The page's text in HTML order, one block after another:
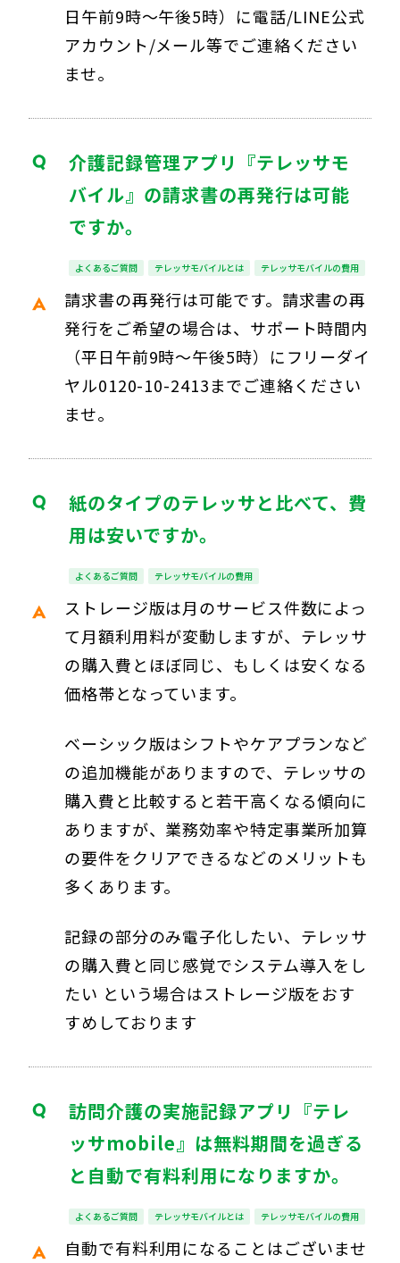
日午前9時～午後5時）に電話/LINE公式
アカウント/メール等でご連絡ください
ませ。
介護記録管理アプリ『テレッサモ
バイル』の請求書の再発行は可能
ですか。
よくあるご質問 テレッサモバイルとは テレッサモバイルの費用
請求書の再発行は可能です。請求書の再
発行をご希望の場合は、サポート時間内
（平日午前9時～午後5時）にフリーダイ
ヤル0120-10-2413までご連絡ください
ませ。
紙のタイプのテレッサと比べて、費
用は安いですか。
よくあるご質問 テレッサモバイルの費用
ストレージ版は月のサービス件数によっ
て月額利用料が変動しますが、テレッサ
の購入費とほぼ同じ、もしくは安くなる
価格帯となっています。
ベーシック版はシフトやケアプランなど
の追加機能がありますので、テレッサの
購入費と比較すると若干高くなる傾向に
ありますが、業務効率や特定事業所加算
の要件をクリアできるなどのメリットも
多くあります。
記録の部分のみ電子化したい、テレッサ
の購入費と同じ感覚でシステム導入をし
たい という場合はストレージ版をおす
すめしております
訪問介護の実施記録アプリ『テレ
ッサmobile』は無料期間を過ぎる
と自動で有料利用になりますか。
よくあるご質問 テレッサモバイルとは テレッサモバイルの費用
自動で有料利用になることはございませ